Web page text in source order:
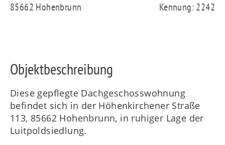
ES
85662 Hohenbrunn Kennung: 2242
Objektbeschreibung
Diese gepflegte Dachgeschosswohnung
befindet sich in der Höhenkirchener Straße
113, 85662 Hohenbrunn, in ruhiger Lage der
Luitpoldsiedlung.